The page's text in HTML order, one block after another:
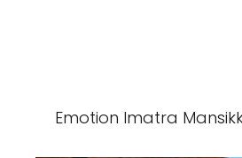
Emotion Imatra